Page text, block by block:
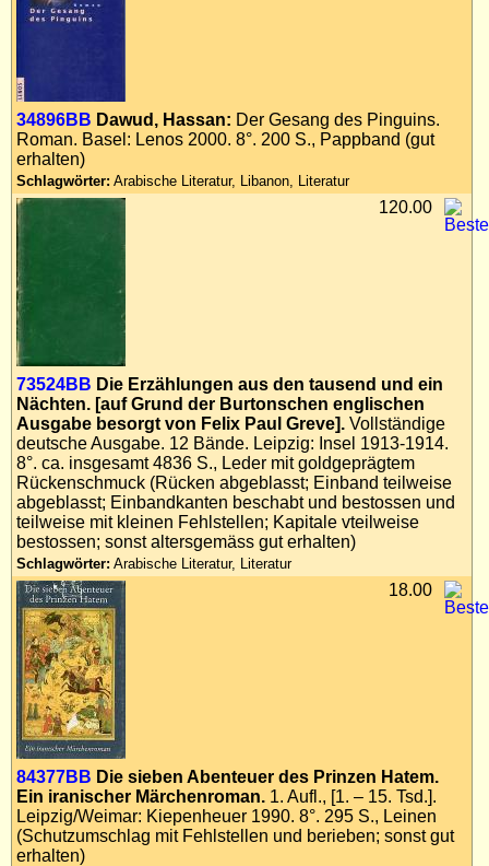
Newsletter kostenlos abonnieren
Links
Impressum
Datenschutz
34896BB Dawud, Hassan: Der Gesang des Pinguins.
Roman. Basel: Lenos 2000. 8°. 200 S., Pappband (gut
erhalten)
Schlagwörter: Arabische Literatur, Libanon, Literatur
73524BB Die Erzählungen aus den tausend und ein
Nächten. [auf Grund der Burtonschen englischen
Ausgabe besorgt von Felix Paul Greve]. Vollständige
deutsche Ausgabe. 12 Bände. Leipzig: Insel 1913-1914.
8°. ca. insgesamt 4836 S., Leder mit goldgeprägtem
Rückenschmuck (Rücken abgeblasst; Einband teilweise
abgeblasst; Einbandkanten beschabt und bestossen und
teilweise mit kleinen Fehlstellen; Kapitale vteilweise
bestossen; sonst altersgemäss gut erhalten)
Schlagwörter: Arabische Literatur, Literatur
120.00
84377BB Die sieben Abenteuer des Prinzen Hatem.
Ein iranischer Märchenroman. 1. Aufl., [1. – 15. Tsd.].
Leipzig/Weimar: Kiepenheuer 1990. 8°. 295 S., Leinen
(Schutzumschlag mit Fehlstellen und berieben; sonst gut
erhalten)
18.00